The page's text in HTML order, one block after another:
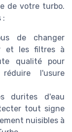
de votre turbo.
:
de changer
et les filtres à
qualité pour
l'usure
durites d'eau
tout signe
nuisibles à